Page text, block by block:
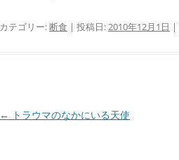
カテゴリー:断食 | 投稿日:2010年12月1日 |
投
← トラウマのなかにいる天使